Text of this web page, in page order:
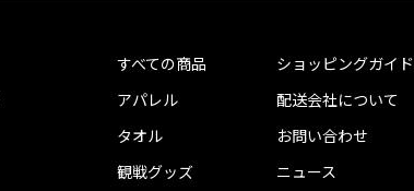
すべての商品
アパレル
タオル
観戦グッズ
ショッピングガイド
配送会社について
お問い合わせ
ニュース